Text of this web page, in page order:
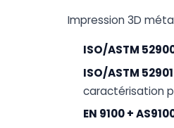
Impression 3D
ISO/ASTM
ISO/ASTM
caractérisation
EN 9100 +